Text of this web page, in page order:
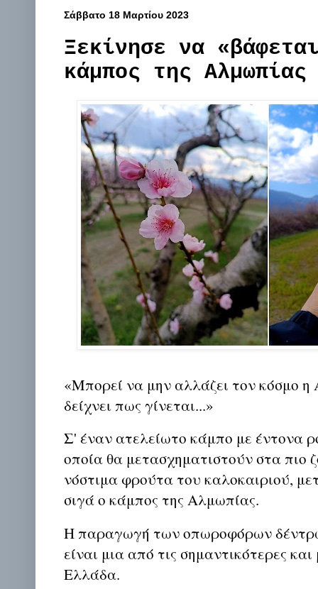
Σάββατο 18 Μαρτίου 2023
Ξεκίνησε να
κάμπος της
«Μπορεί να μην αλλάζει τον κόσμο η
δείχνει πως γίνεται...»
Σ' έναν ατελείωτο κάμπο με έντονα
οποία θα μετασχηματιστούν στα πιο
νόστιμα φρούτα του καλοκαιριού,
σιγά ο κάμπος της Αλμωπίας.
Η παραγωγή των οπωροφόρων
είναι μια από τις σημαντικότερες
Ελλάδα.